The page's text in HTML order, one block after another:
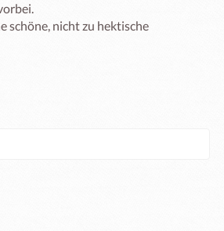
schöne, nicht zu hektische